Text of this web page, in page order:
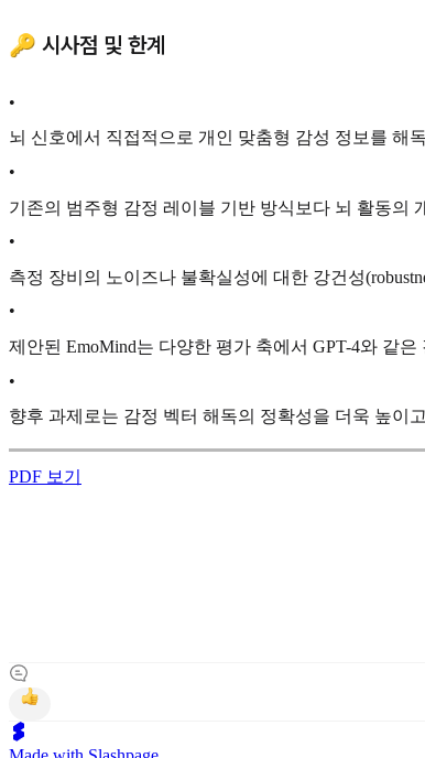
🔑 시사점 및 한계
•
뇌 신호에서 직접적으로 개인 맞춤형 감성 정보를 해
•
기존의 범주형 감정 레이블 기반 방식보다 뇌 활동의
•
측정 장비의 노이즈나 불확실성에 대한 강건성
•
제안된 EmoMind는 다양한 평가 축에서 GPT-4와 같
•
향후 과제로는 감정 벡터 해독의 정확성을 더욱 높이
PDF 보기